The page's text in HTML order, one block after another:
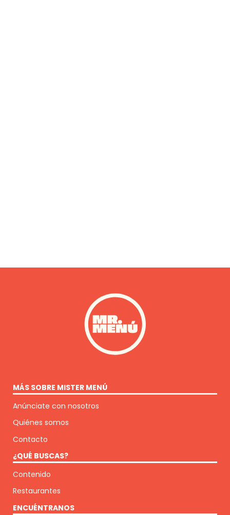
MÁS SOBRE MISTER MENÚ
Anúnciate con nosotros
Quiénes somos
Contacto
¿QUÉ BUSCAS?
Contenido
Restaurantes
ENCUÉNTRANOS